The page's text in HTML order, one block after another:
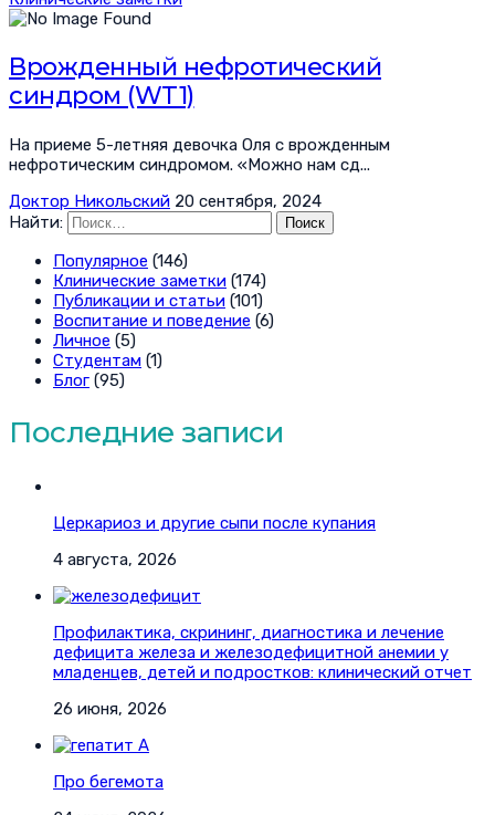
Врожденный нефротический
синдром (WT1)
На приеме 5-летняя девочка Оля с врожденным
нефротическим синдромом. «Можно нам сд...
Доктор Никольский 20 сентября, 2024
Найти:
Популярное (146)
Клинические заметки (174)
Публикации и статьи (101)
Воспитание и поведение (6)
Личное (5)
Студентам (1)
Блог (95)
Последние записи
Церкариоз и другие сыпи после купания
4 августа, 2026
Профилактика, скрининг, диагностика и лечение
дефицита железа и железодефицитной анемии у
младенцев, детей и подростков: клинический отчет
26 июня, 2026
Про бегемота